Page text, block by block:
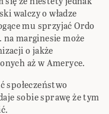
walczy o władze
mu sprzyjać Ordo
marginesie może
o jakże
aż w Ameryce.
społeczeństwo
sobie sprawę że tym